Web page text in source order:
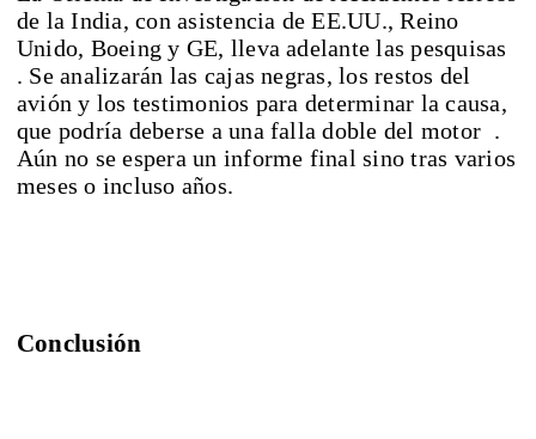
de la India, con asistencia de EE.UU., Reino
Unido, Boeing y GE, lleva adelante las pesquisas
. Se analizarán las cajas negras, los restos del
avión y los testimonios para determinar la causa,
que podría deberse a una falla doble del motor .
Aún no se espera un informe final sino tras varios
meses o incluso años.
Conclusión